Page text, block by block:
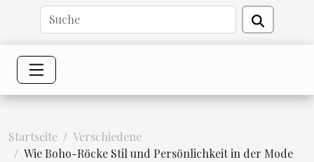
Startseite
Verschiedene
Wie Boho-Röcke Stil und Persönlichkeit in der Mode